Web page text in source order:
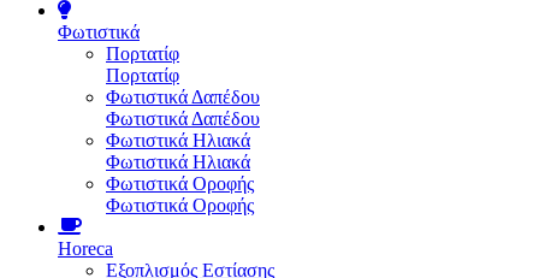
Φωτιστικά
Πορτατίφ
Πορτατίφ
Φωτιστικά Δαπέδου
Φωτιστικά Δαπέδου
Φωτιστικά Ηλιακά
Φωτιστικά Ηλιακά
Φωτιστικά Οροφής
Φωτιστικά Οροφής
Horeca
Εξοπλισμός Εστίασης